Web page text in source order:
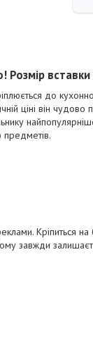
Розмір
до
ціні він чудово
предметів.
Кріпиться
завжди